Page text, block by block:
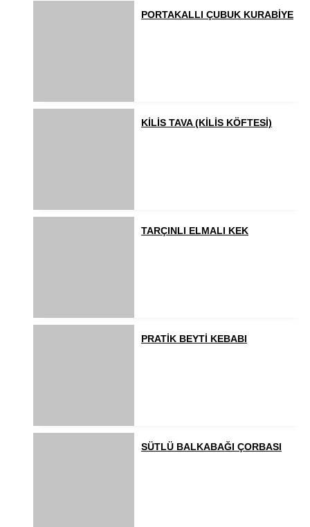
PORTAKALLI ÇUBUK KURABİYE
KİLİS TAVA (KİLİS KÖFTESİ)
TARÇINLI ELMALI KEK
PRATİK BEYTİ KEBABI
SÜTLÜ BALKABAĞI ÇORBASI